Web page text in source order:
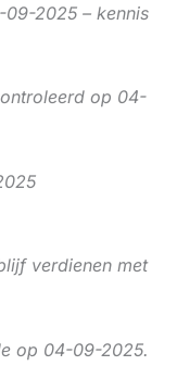
2025 – kennis
op 04-
verdienen met
op 04-09-2025.